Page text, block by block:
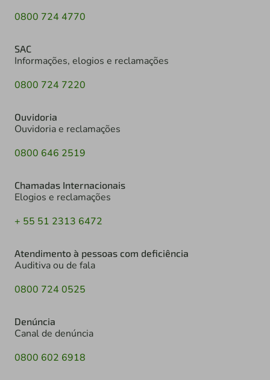
0800 724 4770
SAC
Informações, elogios e reclamações
0800 724 7220
Ouvidoria
Ouvidoria e reclamações
0800 646 2519
Chamadas Internacionais
Elogios e reclamações
+ 55 51 2313 6472
Atendimento à pessoas com deficiência
Auditiva ou de fala
0800 724 0525
Denúncia
Canal de denúncia
0800 602 6918